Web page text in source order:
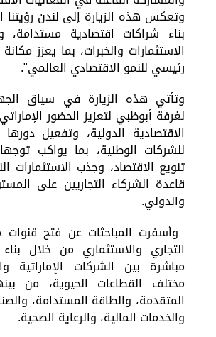
وتعكس هذه الزيارة إلى لندن رؤيتنا
بناء شراكات اقتصادية
الاستثمارات والخبرات، بما يعزز
رئيسي للنمو الاقتصادي العالمي".
وتأتي هذه الزيارة في سياق
لغرفة أبوظبي لتعزيز الحضور
الاقتصادية الدولية، وتفعيل
للشركات الوطنية، بما يواكب
تنويع الاقتصاد، وجذب الاستثمارات
قاعدة الشركاء التجاريين على
والدولي.
عن فتح قنوات
التجاري والاستثماري من خلال
مباشرة بين الشركات الإماراتية
مختلف القطاعات الحيوية، من
المتقدمة، والطاقة المستدامة،
والخدمات المالية، والرعاية الصحية.